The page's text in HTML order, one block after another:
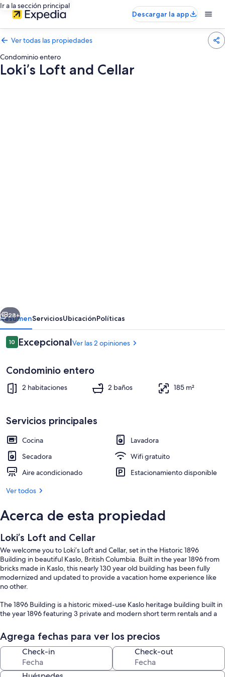
Ir a la sección principal
Descargar la app
Ver todas las propiedades
Condominio entero
Loki’s Loft and Cellar
Siguiente
28+
ResumenServiciosUbicaciónPolíticas
Opiniones
1010 de 10
ExcepcionalVer las 2 opiniones
Condominio entero
2 habitaciones 2 baños 185 m²
Servicios principales
Cocina
Lavadora
Secadora
Wifi gratuito
Aire acondicionado
Estacionamiento disponible
Ver todos
Acerca de esta propiedad
Loki’s Loft and Cellar
We welcome you to Loki’s Loft and Cellar, set in the Historic 1896
Building in beautiful Kaslo, British Columbia. Built in the year 1896 from
bricks made in Kaslo, this nearly 130 year old building has been fully
modernized and updated to provide a vacation home experience like
no other.
The 1896 Building is a historic mixed-use Kaslo heritage building built in
the year 1896 featuring 3 private and modern short term rentals and a
Loki’s Loft and Cellar is a completely unique space and is the premier
place to stay in Kaslo. Entering from Front St, the street level features a
half bath and leads down to the epic cellar. The 600 sq ft cellar has a
large couch, TV, card table and chairs and heated floors. As you walk
Agrega fechas para ver los precios
Check-in Check-out